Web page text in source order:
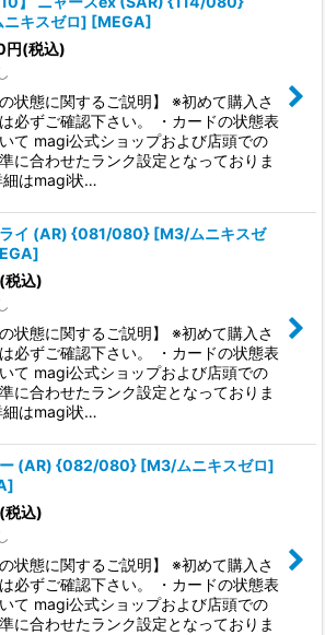
キスゼロ] [MEGA]
円(税込)
の状態に関するご説明】 ※初めて購入さ
必ずご確認下さい。 ・カードの状態表
て magi公式ショップおよび店頭での
に合わせたランク設定となっておりま
細はmagi状…
ライ (AR) {081/080} [M3/ムニキスゼ
(税込)
の状態に関するご説明】 ※初めて購入さ
必ずご確認下さい。 ・カードの状態表
て magi公式ショップおよび店頭での
に合わせたランク設定となっておりま
細はmagi状…
(AR) {082/080} [M3/ムニキスゼロ]
(税込)
の状態に関するご説明】 ※初めて購入さ
必ずご確認下さい。 ・カードの状態表
て magi公式ショップおよび店頭での
に合わせたランク設定となっておりま